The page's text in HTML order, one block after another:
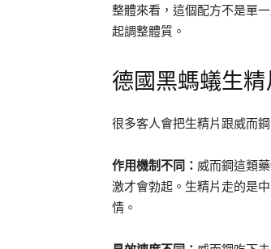
整體來看，這個配方不是單
起調整體質。
德國黑螞蟻生
很多客人會把生精片跟威而
作用機制不同： 威而鋼這類
激才會勃起。生精片走的是
情。